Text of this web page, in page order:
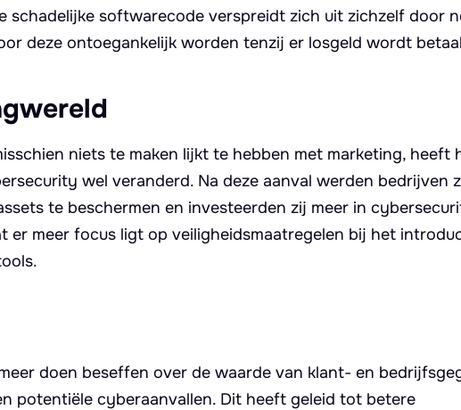
schadelijke softwarecode verspreidt zich uit zichzelf door
deze ontoegankelijk worden tenzij er losgeld wordt
niets te maken lijkt te hebben met marketing, heeft
wel veranderd. Na deze aanval werden bedrijven
te beschermen en investeerden zij meer in
meer focus ligt op veiligheidsmaatregelen bij het
doen beseffen over de waarde van klant- en
potentiële cyberaanvallen. Dit heeft geleid tot betere